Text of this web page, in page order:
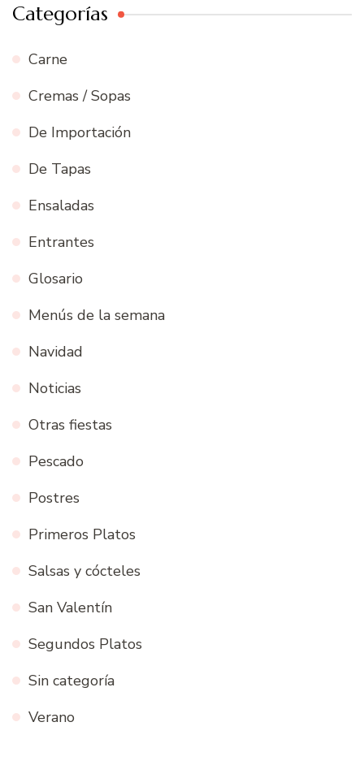
Categorías
Carne
Cremas / Sopas
De Importación
De Tapas
Ensaladas
Entrantes
Glosario
Menús de la semana
Navidad
Noticias
Otras fiestas
Pescado
Postres
Primeros Platos
Salsas y cócteles
San Valentín
Segundos Platos
Sin categoría
Verano